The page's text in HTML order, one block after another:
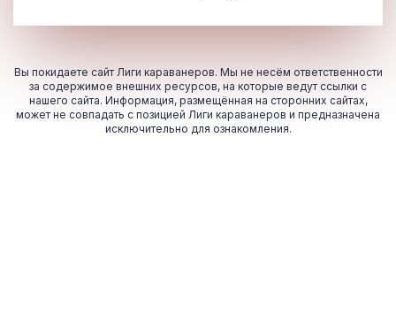
Вы покидаете сайт Лиги караванеров. Мы не несём ответственности
за содержимое внешних ресурсов, на которые ведут ссылки с
нашего сайта. Информация, размещённая на сторонних сайтах,
может не совпадать с позицией Лиги караванеров и предназначена
исключительно для ознакомления.